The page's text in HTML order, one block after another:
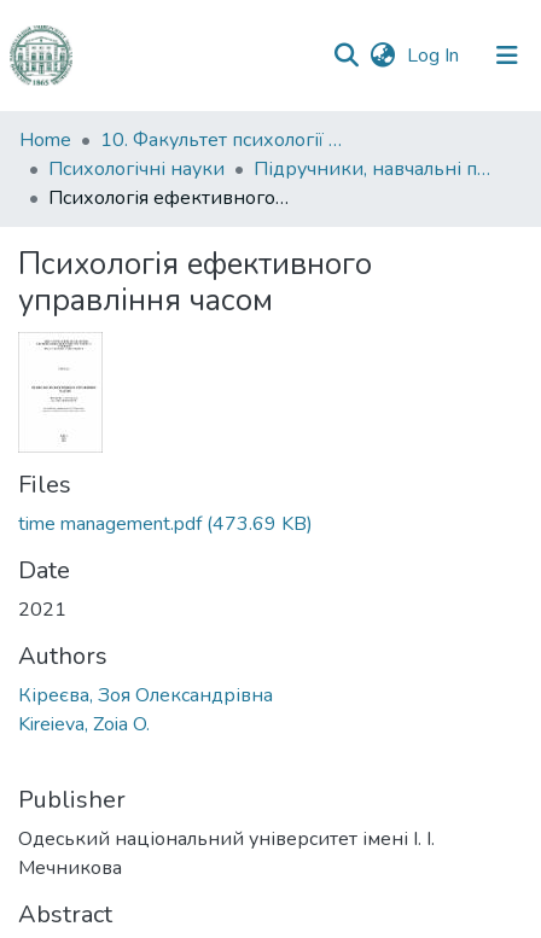
Log In (current)
Communities
&
Collections
Statistics
Home
10. Факультет психології та соціальної роботи
Психологічні науки
Підручники, навчальні посібники та інші науково- та навчально-методичні праці ФПСР (Психологічні науки)
Психологія ефективного управління часом
Психологія ефективного
управління часом
Files
time management.pdf(473.69 KB)
Date
2021
Authors
Кіреєва, Зоя Олександрівна
Kireieva, Zoia O.
Publisher
Одеський національний університет імені І. І.
Мечникова
Abstract